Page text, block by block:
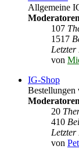
Allgemeine
107
1517
Letzter
von
IG-Shop
Bestellungen
20
410
Letzter
von